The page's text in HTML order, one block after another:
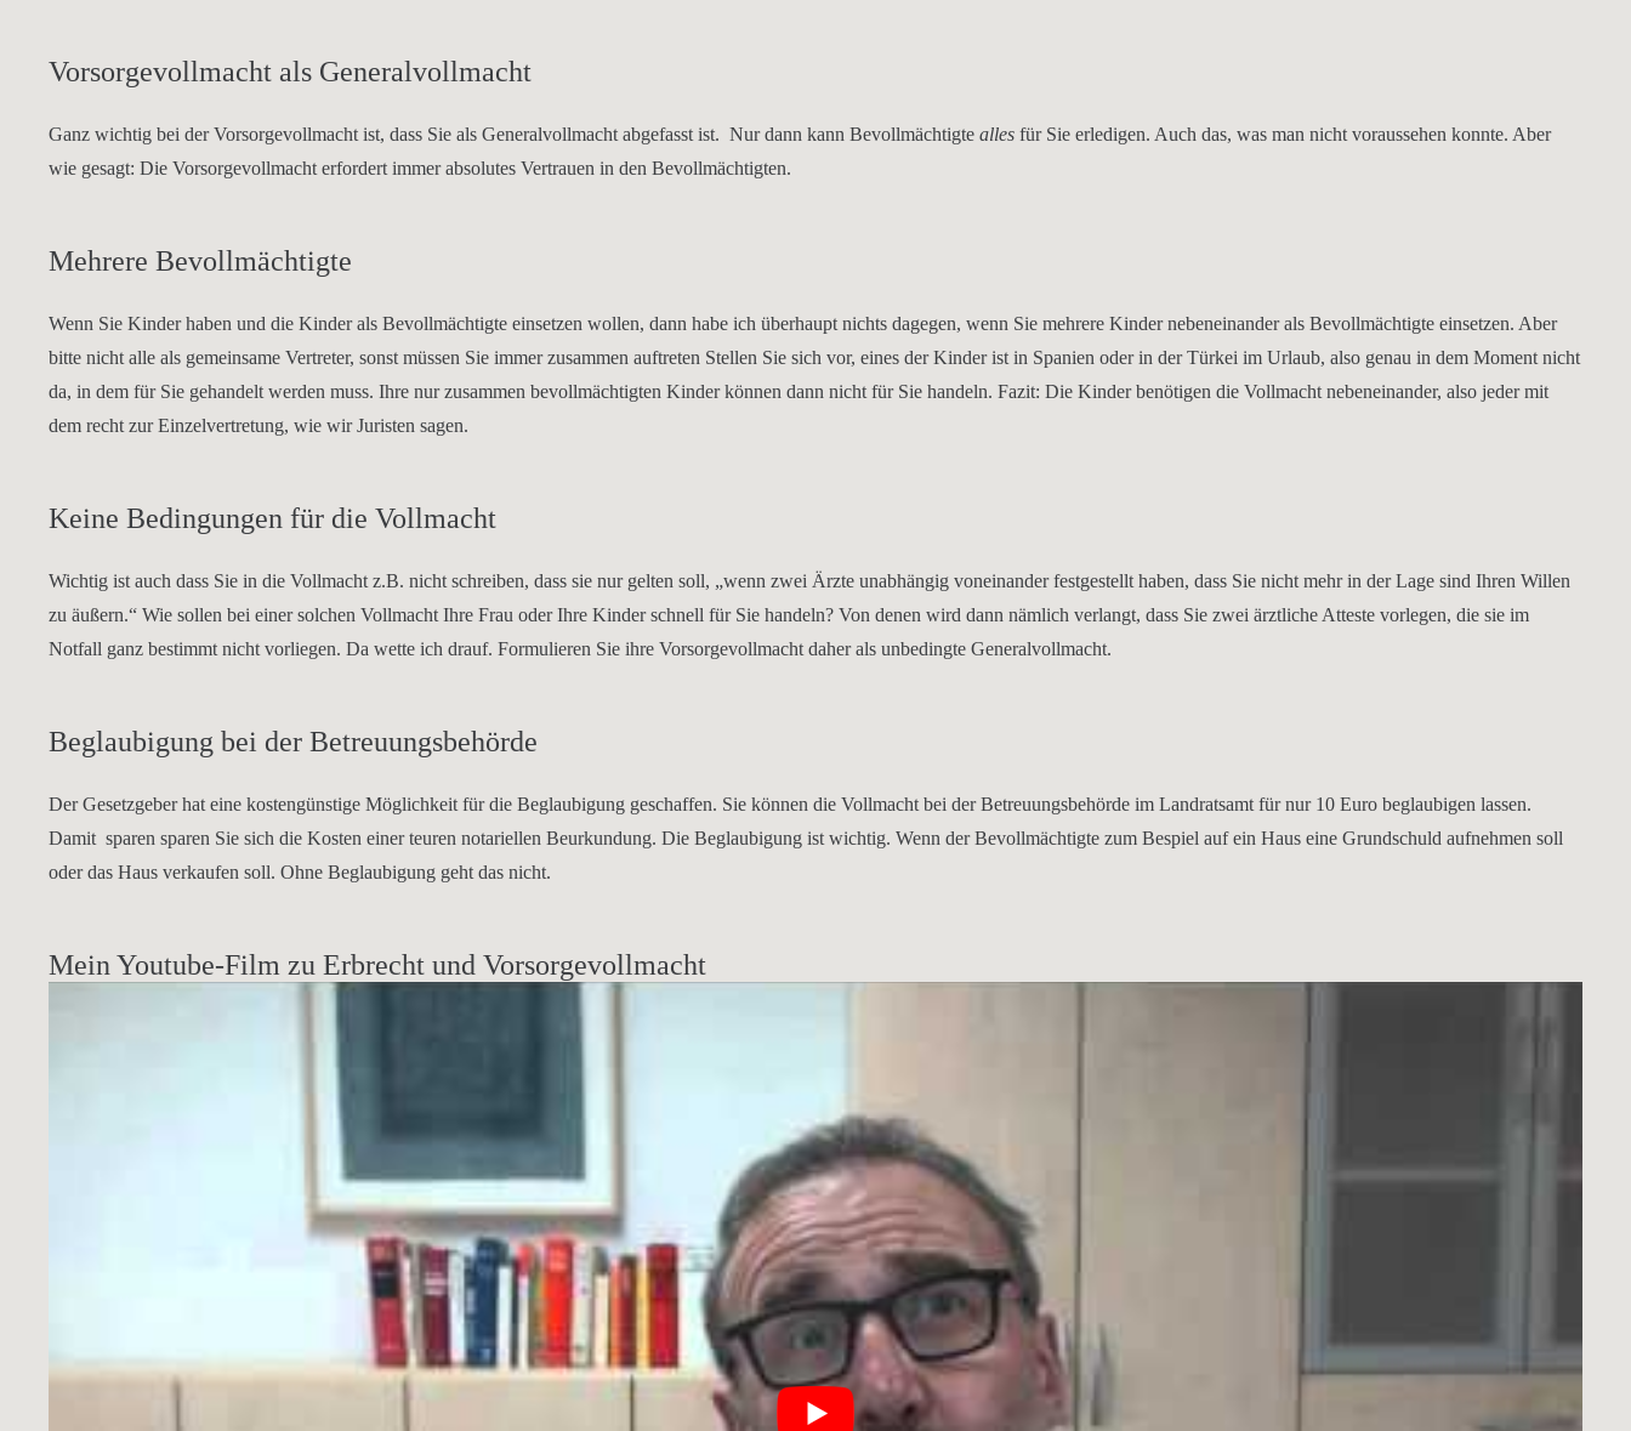
Vorsorgevollmacht als Generalvollmacht
Ganz wichtig bei der Vorsorgevollmacht ist, dass Sie als Generalvollmacht abgefasst ist. Nur dann kann Bevollmächtigte alles für Sie erledigen. Auch das, was man nicht voraussehen konnte. Aber
wie gesagt: Die Vorsorgevollmacht erfordert immer absolutes Vertrauen in den Bevollmächtigten.
Mehrere Bevollmächtigte
Wenn Sie Kinder haben und die Kinder als Bevollmächtigte einsetzen wollen, dann habe ich überhaupt nichts dagegen, wenn Sie mehrere Kinder nebeneinander als Bevollmächtigte einsetzen. Aber
bitte nicht alle als gemeinsame Vertreter, sonst müssen Sie immer zusammen auftreten Stellen Sie sich vor, eines der Kinder ist in Spanien oder in der Türkei im Urlaub, also genau in dem Moment nicht
da, in dem für Sie gehandelt werden muss. Ihre nur zusammen bevollmächtigten Kinder können dann nicht für Sie handeln. Fazit: Die Kinder benötigen die Vollmacht nebeneinander, also jeder mit
dem recht zur Einzelvertretung, wie wir Juristen sagen.
Keine Bedingungen für die Vollmacht
Wichtig ist auch dass Sie in die Vollmacht z.B. nicht schreiben, dass sie nur gelten soll, „wenn zwei Ärzte unabhängig voneinander festgestellt haben, dass Sie nicht mehr in der Lage sind Ihren Willen
zu äußern.“ Wie sollen bei einer solchen Vollmacht Ihre Frau oder Ihre Kinder schnell für Sie handeln? Von denen wird dann nämlich verlangt, dass Sie zwei ärztliche Atteste vorlegen, die sie im
Notfall ganz bestimmt nicht vorliegen. Da wette ich drauf. Formulieren Sie ihre Vorsorgevollmacht daher als unbedingte Generalvollmacht.
Beglaubigung bei der Betreuungsbehörde
Der Gesetzgeber hat eine kostengünstige Möglichkeit für die Beglaubigung geschaffen. Sie können die Vollmacht bei der Betreuungsbehörde im Landratsamt für nur 10 Euro beglaubigen lassen.
Damit sparen sparen Sie sich die Kosten einer teuren notariellen Beurkundung. Die Beglaubigung ist wichtig. Wenn der Bevollmächtigte zum Bespiel auf ein Haus eine Grundschuld aufnehmen soll
oder das Haus verkaufen soll. Ohne Beglaubigung geht das nicht.
Mein Youtube-Film zu Erbrecht und Vorsorgevollmacht